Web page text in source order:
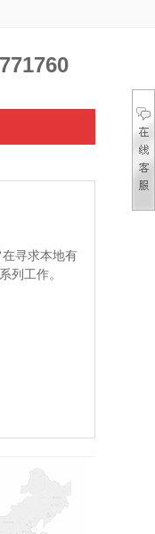
在寻求本地有
列工作。